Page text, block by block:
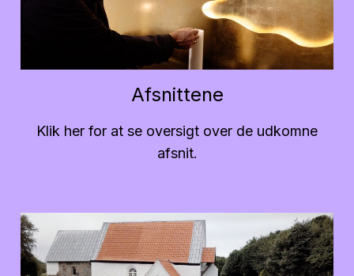
Afsnittene
Klik her for at se oversigt over de udkomne
afsnit.